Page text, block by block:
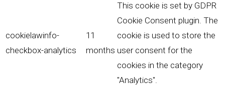
cookielawinfo-
checkbox-analytics
11
months
This cookie is set by GDPR
Cookie Consent plugin. The
cookie is used to store the
user consent for the
cookies in the category
"Analytics".